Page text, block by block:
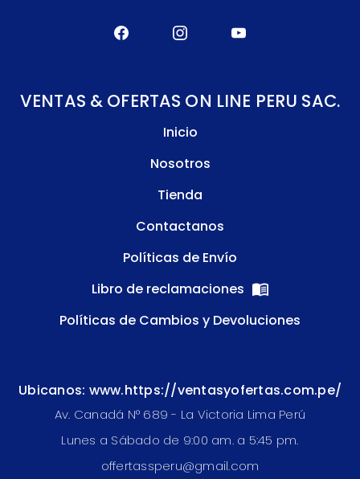
VENTAS & OFERTAS ON LINE PERU SAC.
Inicio
Nosotros
Tienda
Contactanos
Políticas de Envío
Libro de reclamaciones
Políticas de Cambios y Devoluciones
Ubicanos: www.https://ventasyofertas.com.pe/
Av. Canadá N° 689 - La Victoria Lima Perú
Lunes a Sábado de 9:00 am. a 5:45 pm.
offertassperu@gmail.com